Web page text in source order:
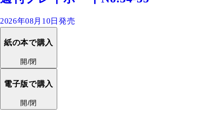
2026年08月10日発売
紙の本で購入
開/閉
電子版で購入
開/閉